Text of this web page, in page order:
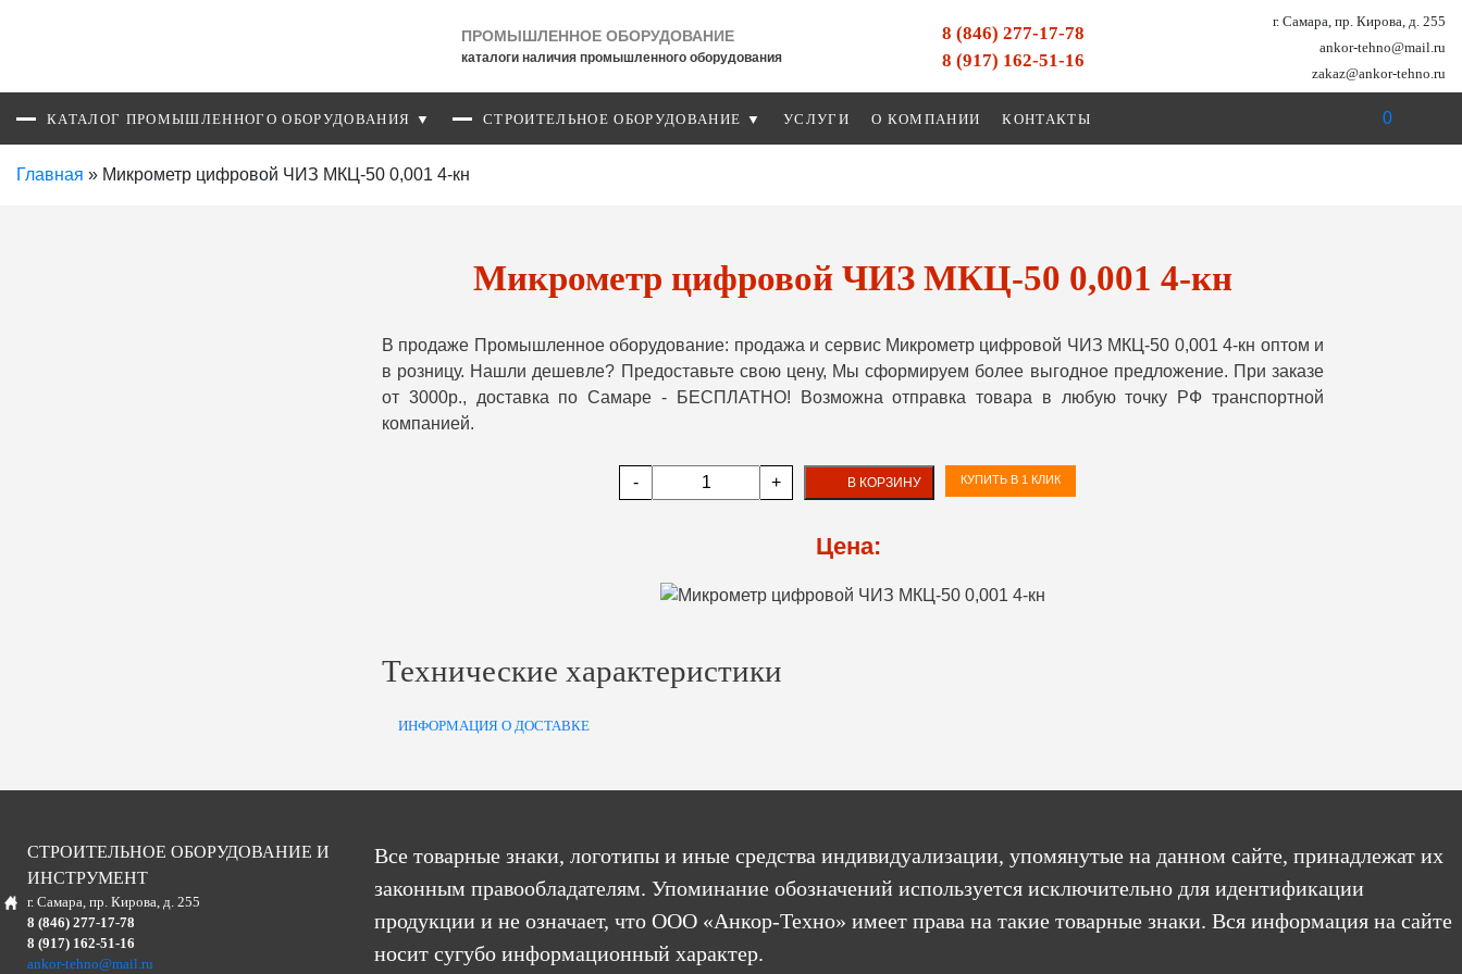
ПРОМЫШЛЕННОЕ ОБОРУДОВАНИЕ
каталоги наличия промышленного оборудования
8 (846) 277-17-78
8 (917) 162-51-16
г. Самара, пр. Кирова, д. 255
ankor-tehno@mail.ru
zakaz@ankor-tehno.ru
КАТАЛОГ ПРОМЫШЛЕННОГО ОБОРУДОВАНИЯ ▼ СТРОИТЕЛЬНОЕ ОБОРУДОВАНИЕ ▼ УСЛУГИ О КОМПАНИИ КОНТАКТЫ 0
Главная » Микрометр цифровой ЧИЗ МКЦ-50 0,001 4-кн
Микрометр цифровой ЧИЗ МКЦ-50 0,001 4-кн
В продаже Промышленное оборудование: продажа и сервис Микрометр цифровой ЧИЗ МКЦ-50 0,001 4-кн оптом и
в розницу. Нашли дешевле? Предоставьте свою цену, Мы сформируем более выгодное предложение. При заказе
от 3000р., доставка по Самаре - БЕСПЛАТНО! Возможна отправка товара в любую точку РФ транспортной
компанией.
- + В КОРЗИНУ КУПИТЬ В 1 КЛИК
Цена:
Технические характеристики
ИНФОРМАЦИЯ О ДОСТАВКЕ
СТРОИТЕЛЬНОЕ ОБОРУДОВАНИЕ И
ИНСТРУМЕНТ
г. Самара, пр. Кирова, д. 255
8 (846) 277-17-78
8 (917) 162-51-16
ankor-tehno@mail.ru
Все товарные знаки, логотипы и иные средства индивидуализации, упомянутые на данном сайте, принадлежат их
законным правообладателям. Упоминание обозначений используется исключительно для идентификации
продукции и не означает, что ООО «Анкор-Техно» имеет права на такие товарные знаки. Вся информация на сайте
носит сугубо информационный характер.